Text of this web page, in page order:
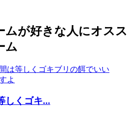
ムが好きな人にオスス
ム
しくゴキ...